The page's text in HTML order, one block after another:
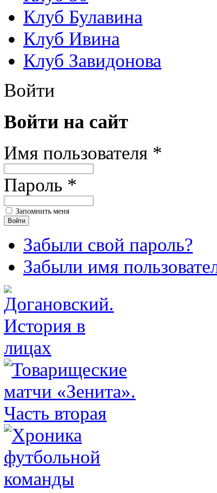
Клуб Булавина
Клуб Ивина
Клуб Завидонова
Войти
Войти на сайт
Имя пользователя *
Пароль *
Запомнить меня
Забыли свой пароль?
Забыли имя